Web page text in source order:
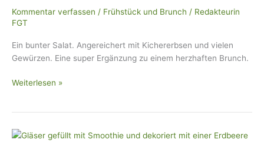
Kommentar verfassen / Frühstück und Brunch / Redakteurin
FGT
Ein bunter Salat. Angereichert mit Kichererbsen und vielen
Gewürzen. Eine super Ergänzung zu einem herzhaften Brunch.
Weiterlesen »
Rezept: